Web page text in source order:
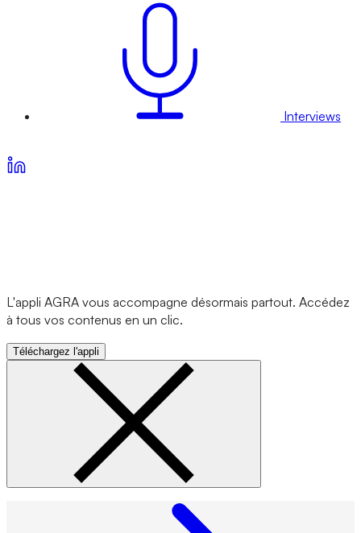
Interviews
L'appli AGRA vous accompagne désormais partout. Accédez
à tous vos contenus en un clic.
Téléchargez l'appli